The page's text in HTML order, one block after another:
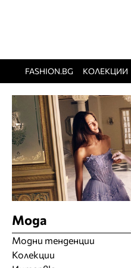
FASHION.BG КОЛЕКЦИИ
Мода
Модни тенденции
Колекции